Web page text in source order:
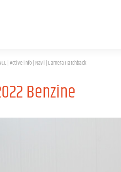
| Active info | Navi | Camera Hatchback
Benzine